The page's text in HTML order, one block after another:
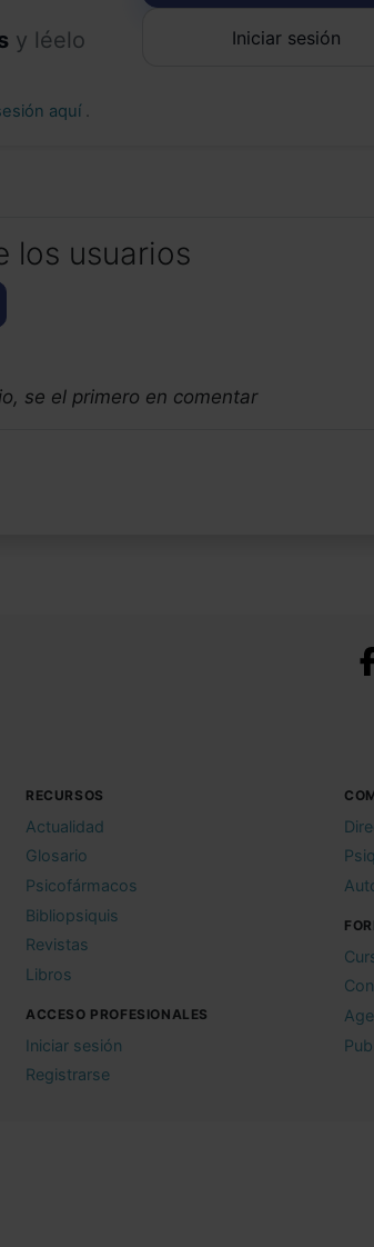
y léelo
aquí .
Iniciar sesión
los usuarios
se el primero en comentar
RECURSOS
Actualidad
Glosario
Psicofármacos
Bibliopsiquis
Revistas
Libros
ACCESO PROFESIONALES
Iniciar sesión
Registrarse